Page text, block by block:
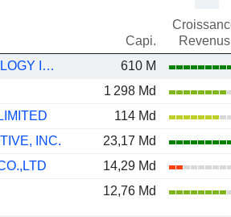
Capi.
Revenus
LOTUS TECHNOLOGY INC.
610 M
1 298 Md
114 Md
INC.
23,17 Md
14,29 Md
12,76 Md